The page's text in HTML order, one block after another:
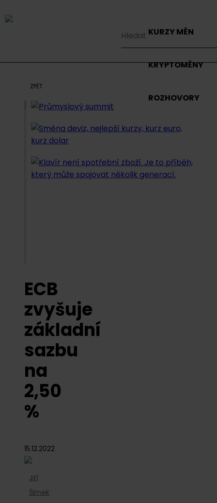
KURZY MĚN
KRYPTOMĚNY
ROZHOVORY
ZPĚT
ECB
zvyšuje
základní
sazbu
na
2,50
%
15.12.2022
Jiří
Šimek